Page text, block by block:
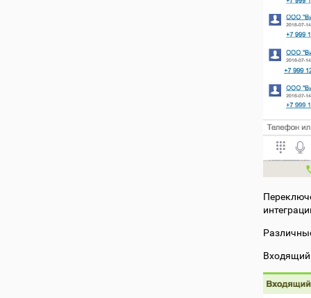
Входящий